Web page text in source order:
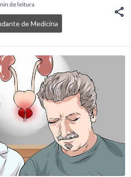
de leitura
de Medicina